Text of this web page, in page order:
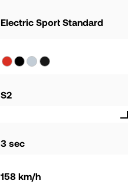
Electric Sport Standard
S2
3 sec
158 km/h